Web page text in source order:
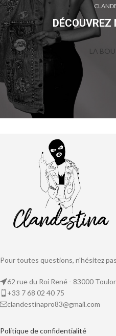
DÉCOUVREZ
LA
Pour toutes questions, n'hésitez
62 rue du Roi René - 83000
+33 7 68 02 40 75
clandestinapro83@gmail.com
Politique deconfidentialité